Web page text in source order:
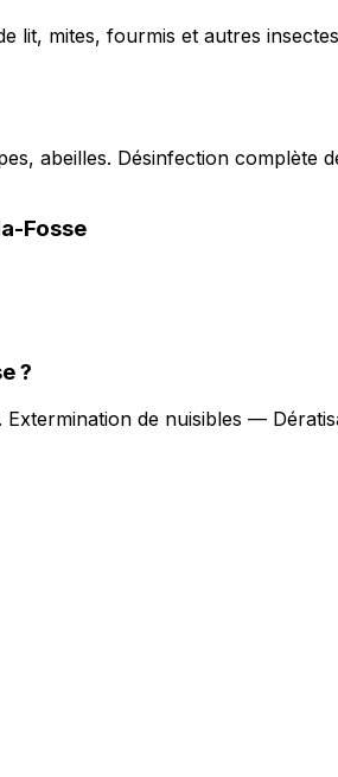
lit, mites, fourmis et autres
abeilles. Désinfection
Fosse
?
Extermination de nuisibles —